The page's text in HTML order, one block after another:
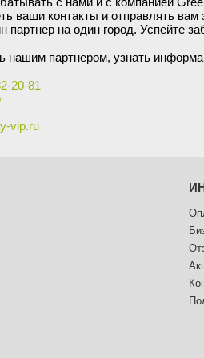
рта
ваши контакты и отправлять
партнер на один город. Успейте
нашим партнером, узнать
20-81
vip.ru